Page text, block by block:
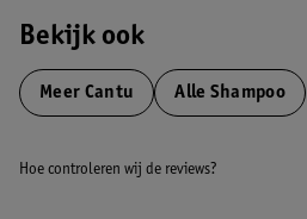
Bekijk ook
Meer Cantu Alle Shampoo
Hoe controleren wij de reviews?